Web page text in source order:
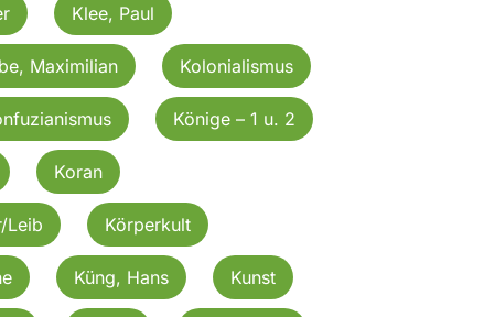
Klee, Paul
Maximilian Kolonialismus
Könige – 1 u. 2
Koran
Leib Körperkult
Küng, Hans Kunst